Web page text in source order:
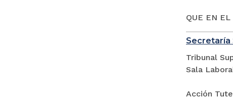
QUE EN EL
Secretaría
Tribunal
Sala
Acción